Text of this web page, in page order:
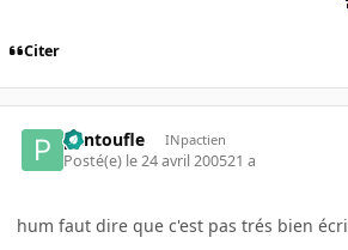
Citer
pantoufle INpactien
Posté(e) le 24 avril 200521 a
hum faut dire que c'est pas trés bien